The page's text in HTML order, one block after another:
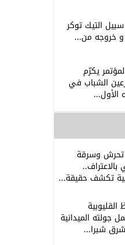
سبيل التيك توكر
خروجه من...
يكرّم
الشباب في
الأول...
تحرش وسرقة
تكشف حقيقة...
جولته الميدانية
شبرا...